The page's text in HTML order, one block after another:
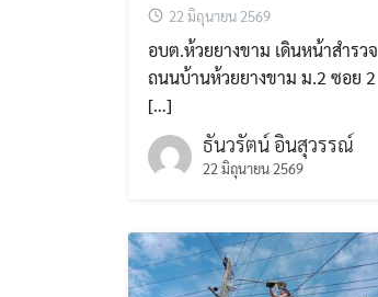
22 มิถุนายน 2569
อบต.ห้วยยางขาม เดินหน้าสำรวจ
ถนนบ้านห้วยยางขาม ม.2 ซอย 2
[…]
ธันวรัตน์ อินสุวรรณ์
22 มิถุนายน 2569